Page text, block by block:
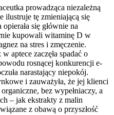
prowadząca niezależną
ilustruje tę zmieniającą się
się głównie na
kupowali witaminę D w
na stres i zmęczenie.
aptece zaczęła spadać o
rosnącej konkurencji e-
narastający niepokój.
i zauważyła, że jej klienci
bez wypełniaczy, a
– jak ekstrakty z malin
z obawą o przyszłość